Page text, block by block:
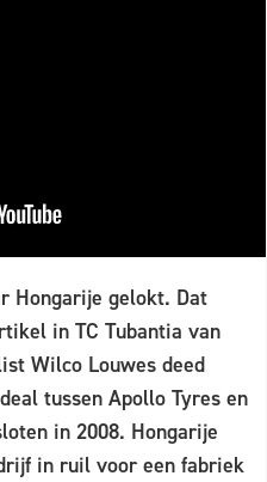
Hongarije gelokt. Dat
in TC Tubantia van
Wilco Louwes deed
tussen Apollo Tyres en
in 2008. Hongarije
in ruil voor een fabriek